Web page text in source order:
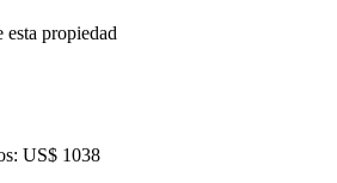
propiedad
US$ 1038